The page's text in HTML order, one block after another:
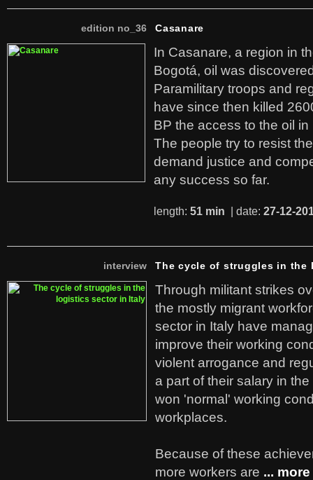
edition no_36 Casanare
In Casanare, a region in
Bogotá, oil was
Paramilitary troops and
have since then killed
BP the access to the oil in
The people try to resist
demand justice and
any success so far.
length: 51 min | date: 27-12-
interview The cycle of struggles in
Through militant strikes
the mostly migrant
sector in Italy have
improve their working
violent arrogance and
a part of their salary in
won 'normal' working
workplaces.
Because of these
more workers are ... more